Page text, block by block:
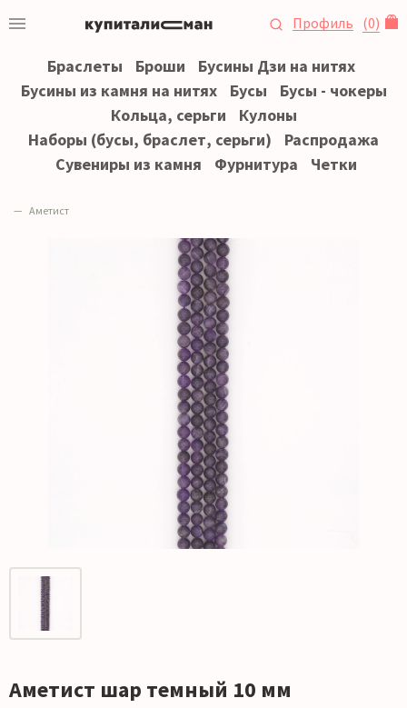
Профиль (0)
Браслеты Броши
Бусины Дзи на нитях
Бусины из камня на нитях
Бусы
Бусы - чокеры
Кольца, серьги
Кулоны
Наборы (бусы, браслет, серьги)
Распродажа
Сувениры из камня
Фурнитура Четки
Аметист
Аметист шар темный 10 мм